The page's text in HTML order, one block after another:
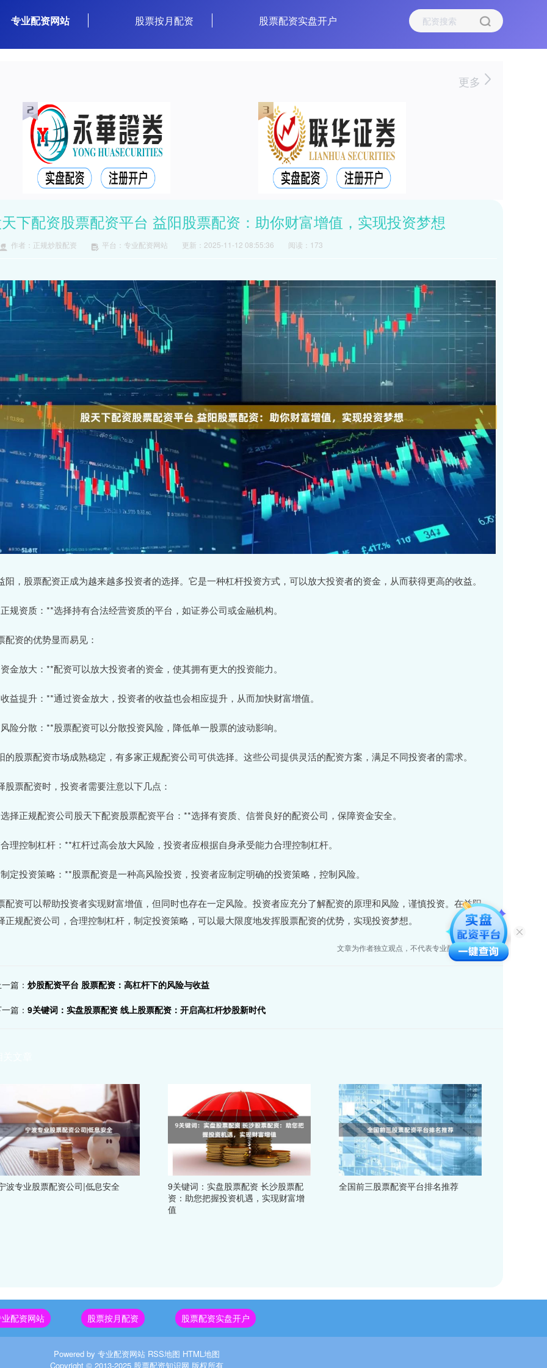
专业配资网站 股票按月配资 股票配资实盘开户
更多
下配资股票配资平台 益阳股票配资：助你财富增值，实现投资梦想
作者：正规炒股配资 平台：专业配资网站 更新：2025-11-12 08:55:36 阅读：173
阳，股票配资正成为越来越多投资者的选择。它是一种杠杆投资方式，可以放大投资者的资金，从而获得更高的收益。
规资质：**选择持有合法经营资质的平台，如证券公司或金融机构。
配资的优势显而易见：
金放大：**配资可以放大投资者的资金，使其拥有更大的投资能力。
益提升：**通过资金放大，投资者的收益也会相应提升，从而加快财富增值。
险分散：**股票配资可以分散投资风险，降低单一股票的波动影响。
的股票配资市场成熟稳定，有多家正规配资公司可供选择。这些公司提供灵活的配资方案，满足不同投资者的需求。
股票配资时，投资者需要注意以下几点：
择正规配资公司股天下配资股票配资平台：**选择有资质、信誉良好的配资公司，保障资金安全。
理控制杠杆：**杠杆过高会放大风险，投资者应根据自身承受能力合理控制杠杆。
定投资策略：**股票配资是一种高风险投资，投资者应制定明确的投资策略，控制风险。
配资可以帮助投资者实现财富增值，但同时也存在一定风险。投资者应充分了解配资的原理和风险，谨慎投资。在益阳，
正规配资公司，合理控制杠杆，制定投资策略，可以最大限度地发挥股票配资的优势，实现投资梦想。
文章为作者独立观点，不代表专业配资网站观点
一篇： 炒股配资平台 股票配资：高杠杆下的风险与收益
篇： 9关键词：实盘股票配资 线上股票配资：开启高杠杆炒股新时代
波专业股票配资公司|低息安全
9关键词：实盘股票配资 长沙股票配
资：助您把握投资机遇，实现财富增
值
全国前三股票配资平台排名推荐
配资网站 股票按月配资 股票配资实盘开户
Powered by 专业配资网站 RSS地图 HTML地图
Copyright © 2013-2025 股票配资知识网 版权所有